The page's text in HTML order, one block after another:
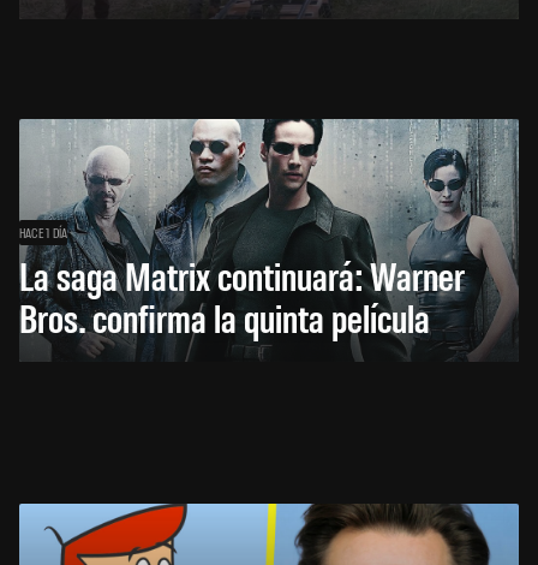
HACE 1 DÍA
La saga Matrix continuará: Warner
Bros. confirma la quinta película